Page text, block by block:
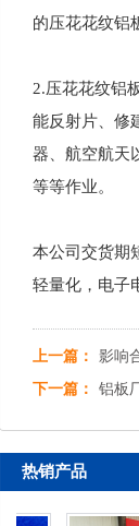
的压花花纹铝
2.压花花纹铝
能反射片、修
器、航空航天
等等作业。
本公司交货期
轻量化，电子
上一篇：
影响
下一篇：
铝板
热销产品